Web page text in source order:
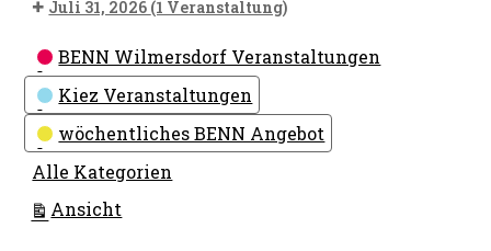
Juli 31, 2026 (1 Veranstaltung)
Kategorien
BENN Wilmersdorf Veranstaltungen
Kiez Veranstaltungen
wöchentliches BENN Angebot
Alle Kategorien
Ansicht